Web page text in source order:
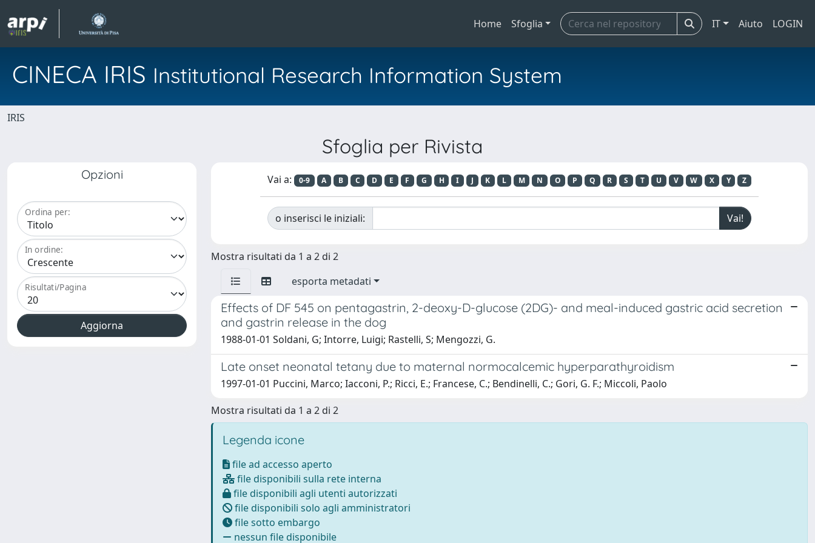
Home Sfoglia IT Aiuto LOGIN
CINECA IRIS Institutional Research Information System
IRIS
Sfoglia per Rivista
Opzioni
Ordina per:
In ordine:
Risultati/Pagina
Vai a: 0-9 A B C D E F G H I J K L M N O P Q R S T U V W X Y Z
o inserisci le iniziali:
Mostra risultati da 1 a 2 di 2
esporta metadati
Effects of DF 545 on pentagastrin, 2-deoxy-D-glucose (2DG)- and meal-induced gastric acid secretion
and gastrin release in the dog
1988-01-01 Soldani, G; Intorre, Luigi; Rastelli, S; Mengozzi, G.
Late onset neonatal tetany due to maternal normocalcemic hyperparathyroidism
1997-01-01 Puccini, Marco; Iacconi, P.; Ricci, E.; Francese, C.; Bendinelli, C.; Gori, G. F.; Miccoli, Paolo
Mostra risultati da 1 a 2 di 2
Legenda icone
file ad accesso aperto
file disponibili sulla rete interna
file disponibili agli utenti autorizzati
file disponibili solo agli amministratori
file sotto embargo
nessun file disponibile